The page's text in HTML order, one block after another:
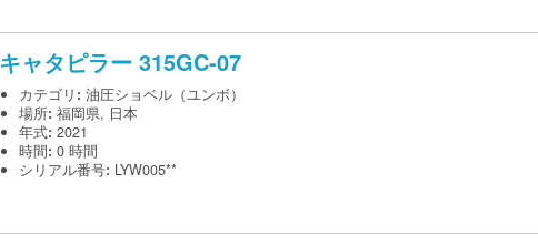
キャタピラー 315GC-07
カテゴリ : 油圧ショベル（ユンボ）
場所: 福岡県, 日本
年式: 2021
時間: 0 時間
シリアル番号: LYW005**